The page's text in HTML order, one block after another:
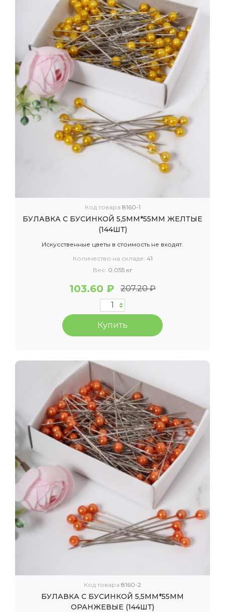
Код товара 8160-1
БУЛАВКА С БУСИНКОЙ 5,5ММ*55ММ ЖЕЛТЫЕ
(144ШТ)
Искусственные цветы в стоимость не входят.
Количество на складе: 41
Вес: 0.055 кг
103.60 ₽ 207.20 ₽
Купить
Код товара 8160-2
БУЛАВКА С БУСИНКОЙ 5,5ММ*55ММ
ОРАНЖЕВЫЕ (144ШТ)